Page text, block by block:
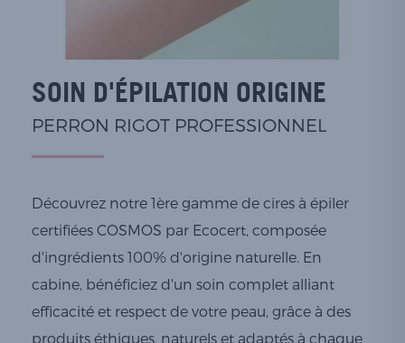
SOIN D'ÉPILATION ORIGINE
PERRON RIGOT PROFESSIONNEL
Découvrez notre 1ère gamme de cires à épiler
certifiées COSMOS par Ecocert, composée
d'ingrédients 100% d'origine naturelle. En
cabine, bénéficiez d'un soin complet alliant
efficacité et respect de votre peau, grâce à des
produits éthiques, naturels et adaptés à chaque